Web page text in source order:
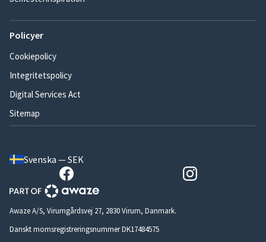
Policyer
Cookiepolicy
Integritetspolicy
Digital Services Act
Sitemap
Svenska — SEK
Awaze A/S, Virumgårdsvej 27, 2830 Virum, Danmark.
Danskt momsregistreringsnummer DK17484575